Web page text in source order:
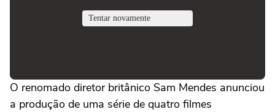
O renomado diretor britânico Sam Mendes anunciou
a produção de uma série de quatro filmes